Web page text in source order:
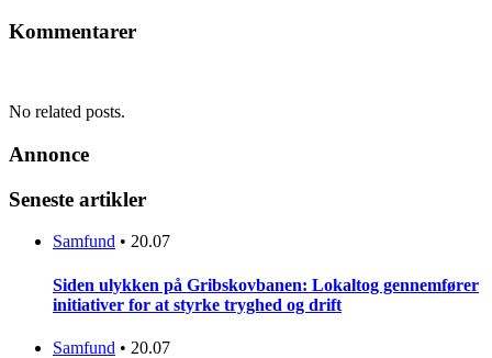
Kommentarer
No related posts.
Annonce
Seneste artikler
Samfund • 20.07
Siden ulykken på Gribskovbanen: Lokaltog gennemfører
initiativer for at styrke tryghed og drift
Samfund • 20.07